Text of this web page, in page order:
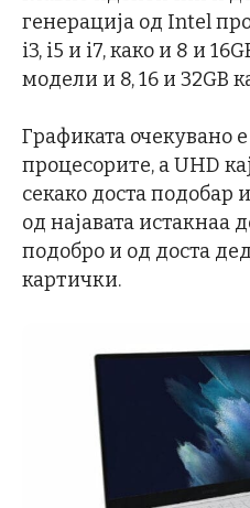
генерација од Intel
i3, i5 и i7, како и 8 и
модели и 8, 16 и 32GB
Графиката очекувано
процесорите, а UHD
секако доста подобар
од најавата истакнаа
подобро и од доста
картички.